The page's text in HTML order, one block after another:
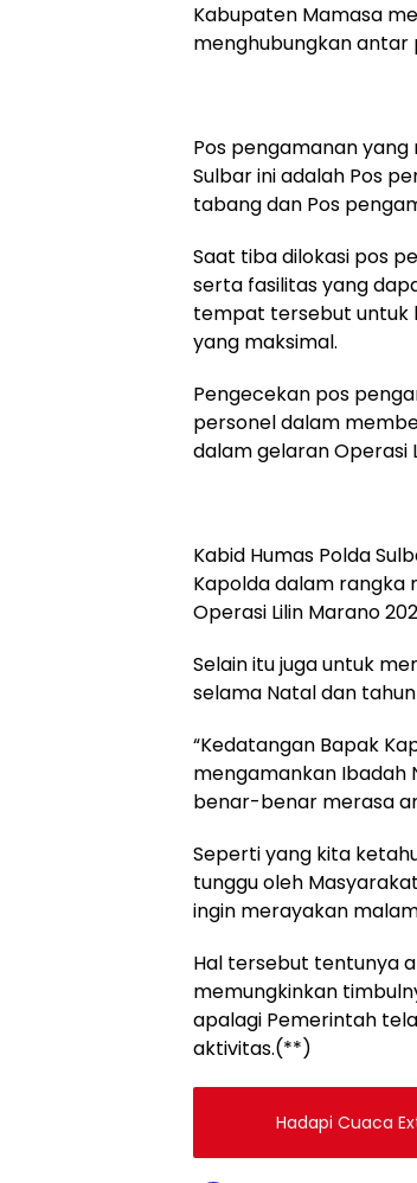
Kabupaten Mamasa
menghubungkan antar
Pos pengamanan
Sulbar ini adalah Pos
tabang dan Pos
Saat tiba dilokasi pos
serta fasilitas yang
tempat tersebut untuk
yang maksimal.
Pengecekan pos
personel dalam
dalam gelaran Operasi
Kabid Humas Polda
Kapolda dalam rangka
Operasi Lilin Marano
Selain itu juga untuk
selama Natal dan
“Kedatangan Bapak
mengamankan Ibadah
benar-benar merasa
Seperti yang kita
tunggu oleh
ingin merayakan
Hal tersebut tentunya
memungkinkan
apalagi Pemerintah
aktivitas.(**)
Hadapi Cuaca